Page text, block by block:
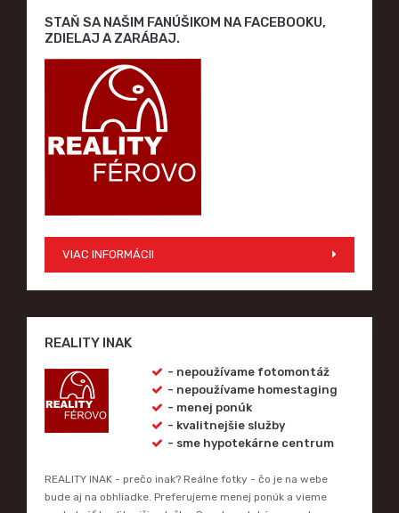
STAŇ SA NAŠIM FANÚŠIKOM NA FACEBOOKU,
ZDIELAJ A ZARÁBAJ.
VIAC INFORMÁCII
REALITY INAK
- nepoužívame fotomontáž
- nepoužívame homestaging
- menej ponúk
- kvalitnejšie služby
- sme hypotekárne centrum
REALITY INAK - prečo inak? Reálne fotky - čo je na webe
bude aj na obhliadke. Preferujeme menej ponúk a vieme